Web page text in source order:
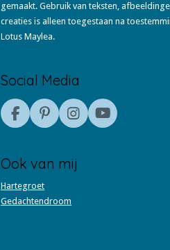
gemaakt. Gebruik van teksten,
creaties is alleen toegestaan na
Lotus Maylea.
Social Media
F
a
e
b
o
o
P
i
t
e
r
e
I
n
t
a
Y
o
Ook van mij
Hartegroet
Gedachtendroom